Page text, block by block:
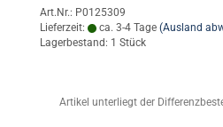
Art.Nr.: P0125309
Lieferzeit:
ca. 3-4 Tage (Ausland
Lagerbestand: 1 Stück
Artikel unterliegt der